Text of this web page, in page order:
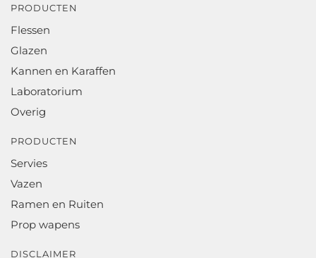
PRODUCTEN
Flessen
Glazen
Kannen en Karaffen
Laboratorium
Overig
PRODUCTEN
Servies
Vazen
Ramen en Ruiten
Prop wapens
DISCLAIMER